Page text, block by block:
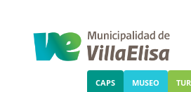
CAPS MUSEO